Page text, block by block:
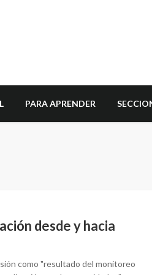
PARA APRENDER
desde y hacia
como "resultado del monitoreo